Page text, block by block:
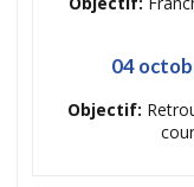
04
Objectif: